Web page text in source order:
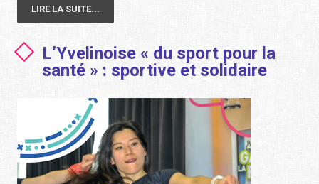
LIRE LA SUITE...
L’Yvelinoise « du sport pour la
santé » : sportive et solidaire